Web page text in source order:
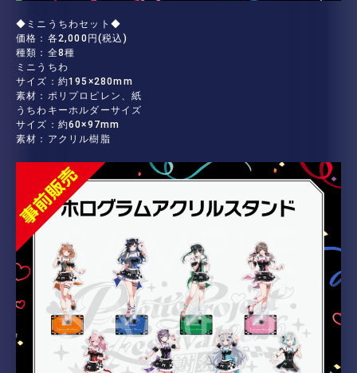
◆ミニうちわセット◆
価格：各2,000円(税込)
種類：全8種
ミニうちわ
サイズ：約195×280mm
素材：ポリプロピレン、紙
うちわキーホルダーサイズ
サイズ：約60×97mm
素材：アクリル樹脂